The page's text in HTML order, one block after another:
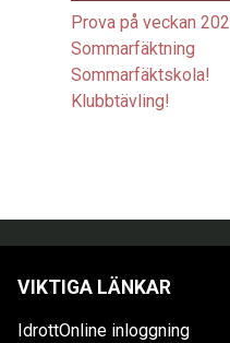
Prova på veckan
Sommarfäktning
Sommarfäktskola!
Klubbtävling!
VIKTIGA LÄNKAR
IdrottOnline inloggning